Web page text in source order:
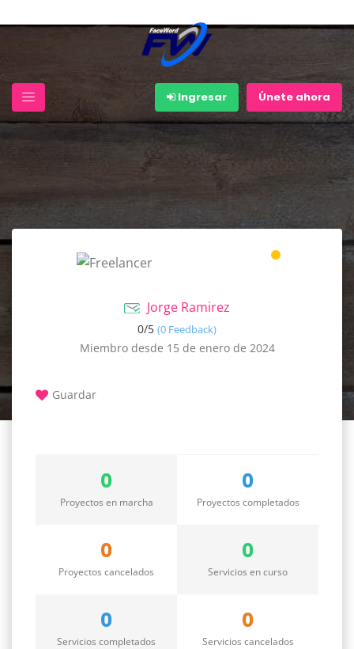
Ingresar Únete ahora
Jorge Ramirez
0/5 (0 Feedback)
Miembro desde 15 de enero de 2024
Guardar
0
Proyectos en marcha
0
Proyectos completados
0
Proyectos cancelados
0
Servicios en curso
0
Servicios completados
0
Servicios cancelados